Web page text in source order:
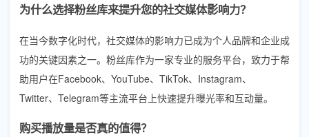
为什么选择粉丝库来提升您的社交媒体影响力？
在当今数字化时代，社交媒体的影响力已成为个人品牌和企业成
功的关键因素之一。粉丝库作为一家专业的服务平台，致力于帮
助用户在Facebook、YouTube、TikTok、Instagram、
Twitter、Telegram等主流平台上快速提升曝光率和互动量。
购买播放量是否真的值得？